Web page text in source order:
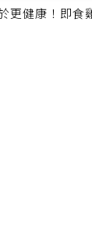
更健康！即食